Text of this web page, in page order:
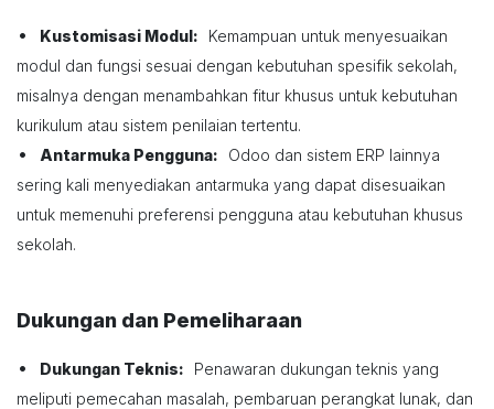
• Kustomisasi Modul:
Kemampuan untuk menyesuaikan
modul dan fungsi sesuai dengan kebutuhan spesifik sekolah,
misalnya dengan menambahkan fitur khusus untuk kebutuhan
kurikulum atau sistem penilaian tertentu.
• Antarmuka Pengguna:
Odoo dan sistem ERP lainnya
sering kali menyediakan antarmuka yang dapat disesuaikan
untuk memenuhi preferensi pengguna atau kebutuhan khusus
sekolah.
Dukungan dan Pemeliharaan
• Dukungan Teknis:
Penawaran dukungan teknis yang
meliputi pemecahan masalah, pembaruan perangkat lunak, dan